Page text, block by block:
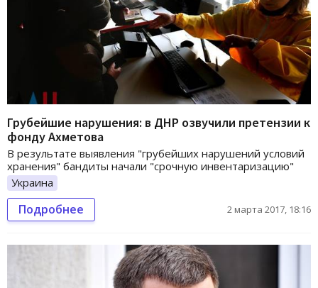
Грубейшие нарушения: в ДНР озвучили претензии к
фонду Ахметова
В результате выявления "грубейших нарушений условий
хранения" бандиты начали "срочную инвентаризацию"
Украина
Подробнее 2 марта 2017, 18:16